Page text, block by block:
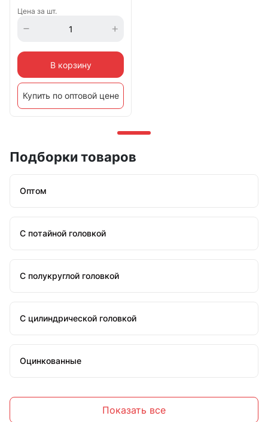
Цена за шт.
В корзину
Купить по оптовой цене
Подборки товаров
Оптом
С потайной головкой
С полукруглой головкой
С цилиндрической головкой
Оцинкованные
Показать все